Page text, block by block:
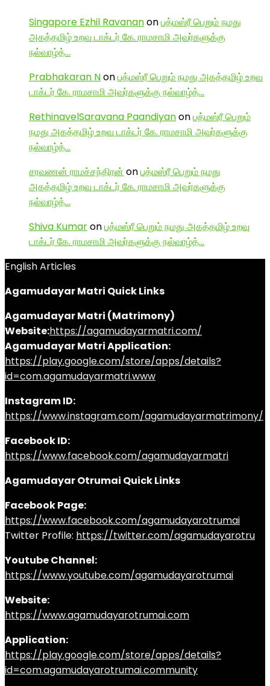
Singapore Ezhil Ravananonபத்மஸ்ரீ பெறும் நமது
அகத்தமிழ் உறவு டாக்டர் கே. ராமசாமி அவர்களுக்கு
நல்வாழ்த்…
Prabhakaran Nonபத்மஸ்ரீ பெறும் நமது அகத்தமிழ் உறவு
டாக்டர் கே. ராமசாமி அவர்களுக்கு நல்வாழ்த்…
RethinavelSaravana Paandiyanonபத்மஸ்ரீ பெறும்
நமது அகத்தமிழ் உறவு டாக்டர் கே. ராமசாமி அவர்களுக்கு
நல்வாழ்த்…
சரவணன் ராமச்சந்திரன் onபத்மஸ்ரீ பெறும் நமது
அகத்தமிழ் உறவு டாக்டர் கே. ராமசாமி அவர்களுக்கு
நல்வாழ்த்…
Shiva Kumaronபத்மஸ்ரீ பெறும் நமது அகத்தமிழ் உறவு
டாக்டர் கே. ராமசாமி அவர்களுக்கு நல்வாழ்த்…
English Articles
Agamudayar Matri Quick Links
Agamudayar Matri (Matrimony)
Website:https://agamudayarmatri.com/
Agamudayar Matri Application:
https://play.google.com/store/apps/details?
id=com.agamudayarmatri.www
Instagram ID:
https://www.instagram.com/agamudayarmatrimony/
Facebook ID:
https://www.facebook.com/agamudayarmatri
Agamudayar Otrumai Quick Links
Facebook Page:
https://www.facebook.com/agamudayarotrumai
Twitter Profile: https://twitter.com/agamudayarotru
Youtube Channel:
https://www.youtube.com/agamudayarotrumai
Website:
https://www.agamudayarotrumai.com
Application:
https://play.google.com/store/apps/details?
id=com.agamudayarotrumai.community